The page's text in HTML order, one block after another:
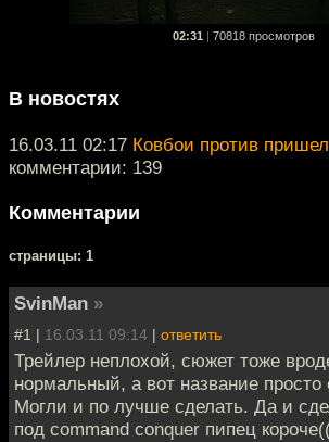
02:31 70818 просмотров
В новостях
16.03.11 02:17 Ковбои против
комментарии: 139
Комментарии
cтраницы: 1
SvinMan »
#1 | 16.03.11 09:14 | ответить
Трейлер неплохой, сюжет тоже
нормальный, а вот название просто
Могли и по лучше сделать. Да и
под command conquer пипец